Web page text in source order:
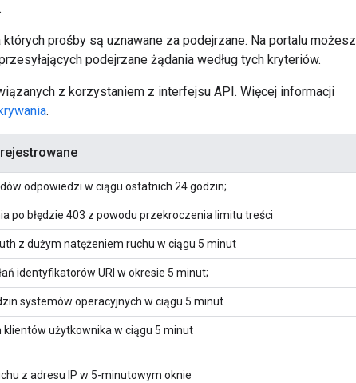
prośby są uznawane za podejrzane. Na portalu możesz
podejrzane żądania według tych kryteriów.
z korzystaniem z interfejsu API. Więcej informacji
.
odpowiedzi w ciągu ostatnich 24 godzin;
po błędzie 403 z powodu przekroczenia limitu treści
z dużym natężeniem ruchu w ciągu 5 minut
identyfikatorów URI w okresie 5 minut;
systemów operacyjnych w ciągu 5 minut
klientów użytkownika w ciągu 5 minut
z adresu IP w 5-minutowym oknie